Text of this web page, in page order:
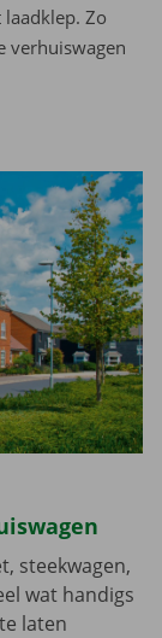
Zo
verhuiswagen
steekwagen,
wat handigs
laten